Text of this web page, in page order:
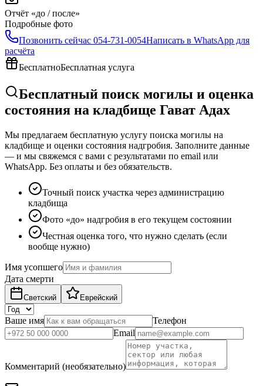
Отчёт «до / после»
Подробные фото
Позвонить сейчас 054-731-0054Написать в WhatsApp для
расчёта
БесплатноБесплатная услуга
Бесплатный поиск могилы и оценка
состояния на кладбище Гават Адах
Мы предлагаем бесплатную услугу поиска могилы на
кладбище и оценки состояния надгробия. Заполните данные
— и мы свяжемся с вами с результатами по email или
WhatsApp. Без оплаты и без обязательств.
Точный поиск участка через администрацию
кладбища
Фото «до» надгробия в его текущем состоянии
Честная оценка того, что нужно сделать (если
вообще нужно)
Имя усопшего
Дата смерти
Светский Еврейский
Ваше имя
Телефон
Email
Комментарий (необязательно)